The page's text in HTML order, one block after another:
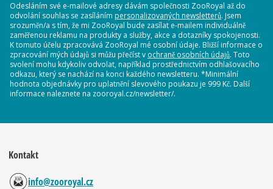
Odesláním své e-mailové adresy dávám společnosti ZooRoyal až do
odvolání souhlas se zasíláním personalizovaných newsletterů. Jsem
srozuměn/a s tím, že mi ZooRoyal bude zasílat e-mailem individuálně
zaměřenou reklamu na produkty a služby, akce a dotazníky spokojenosti.
K tomuto účelu zpracovává ZooRoyal mé osobní údaje. Bližší informace o
zpracování mých údajů si můžu přečíst v ochraně osobních údajů. Toto
svolení mohu kdykoliv odvolat, například prostřednictvím odhlašovacího
odkazu, který se nachází na konci každého newsletteru. *Minimální
hodnota objednávky pro uplatnění slevového poukazu je 999 Kč. Další
informace naleznete na zooroyal.cz/newsletter/.
Kontakt
info@zooroyal.cz